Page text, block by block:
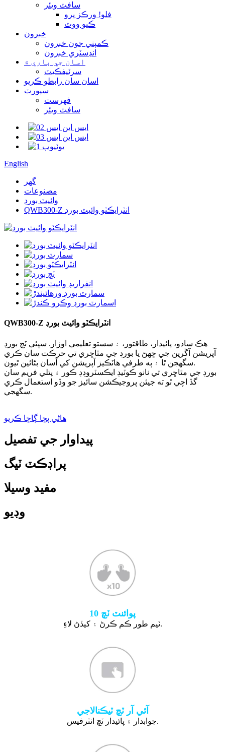
سافٽ ويئر
فلو! ورڪز پرو
ڪيو ووٽ
خبرون
ڪمپني جون خبرون
انڊسٽري خبرون
اسان جي باري ۾
سرٽيفڪيٽ
اسان سان رابطو ڪريو
سپورٽ
فهرست
سافٽ ويئر
English
گھر
مصنوعات
وائيٽ بورڊ
QWB300-Z انٽرايڪٽو وائيٽ بورڊ
QWB300-Z انٽرايڪٽو وائيٽ بورڊ
هڪ سادو، پائيدار، طاقتور، ۽ سستو تعليمي اوزار. سڀئي ٽچ بورڊ
آپريشن آڱرين جي ڇهڻ يا بورڊ جي مٿاڇري تي حرڪت سان ڪري
سگهجن ٿا ۽ ٻه طرفي هاٽڪيز آپريشن کي آسان بڻائين ٿيون.
بورڊ جي مٿاڇري تي نانو ڪوٽيڊ ايڪسٽروڊڊ ڪور ۽ پتلي فريم سان
گڏ اچي ٿو ته جيئن پروجيڪشن سائيز جو وڏو استعمال ڪري
سگهجي.
هاڻي پڇا ڳاڇا ڪريو
پيداوار جي تفصيل
پراڊڪٽ ٽيگ
مفيد وسيلا
وڊيو
10 پوائنٽ ٽچ
ٽيم طور ڪم ڪرڻ ۽ کيڏڻ لاءِ.
آئي آر ٽچ ٽيڪنالاجي
جوابدار ۽ پائيدار ٽچ انٽرفيس.